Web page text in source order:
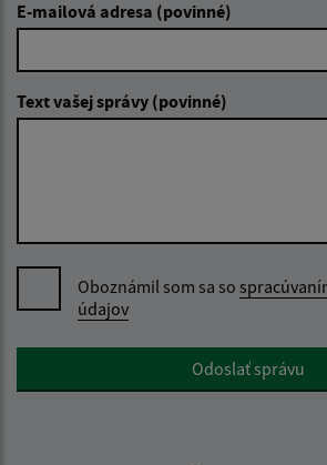
E-mailová adresa (povinné)
Text vašej správy (povinné)
Oboznámil som sa so
údajov
Google reCaptcha ResponseOdoslať správu